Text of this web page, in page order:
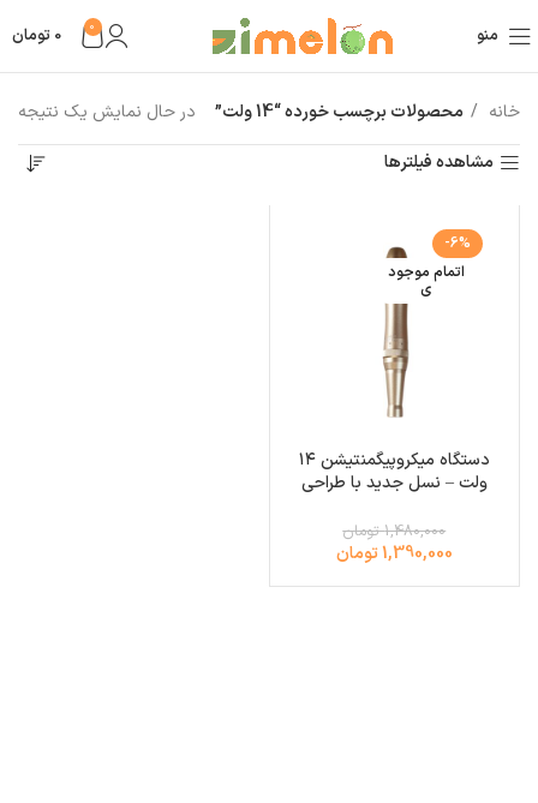
منو 0
0 تومان
خانه محصولات برچسب خورده “14 ولت”
در حال نمایش یک نتیجه
مشاهده فیلترها
-6%
اتمام موجود
ی
دستگاه میکروپیگمنتیشن ۱۴
ولت – نسل جدید با طراحی
1,480,000 تومان
1,390,000 تومان